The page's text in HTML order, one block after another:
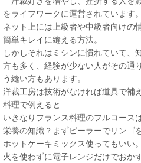
をライフワークに運営されています。
ネット上には上級者や中級者向けの
簡単キレイに縫える方法。
しかしそれはミシンに慣れていて、
方も多く、経験が少ない人がその通
う縫い方もあります。
洋裁工房は技術がなければ道具で補
料理で例えると
いきなりフランス料理のフルコース
栄養の知識？まずピーラーでリンゴ
ホットケーキミックス使ってもいい。
火を使わずに電子レンジだけでおか